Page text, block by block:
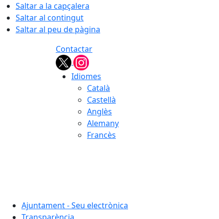
Saltar a la capçalera
Saltar al contingut
Saltar al peu de pàgina
Contactar
Idiomes
Català
Castellà
Anglès
Alemany
Francès
Ajuntament - Seu electrònica